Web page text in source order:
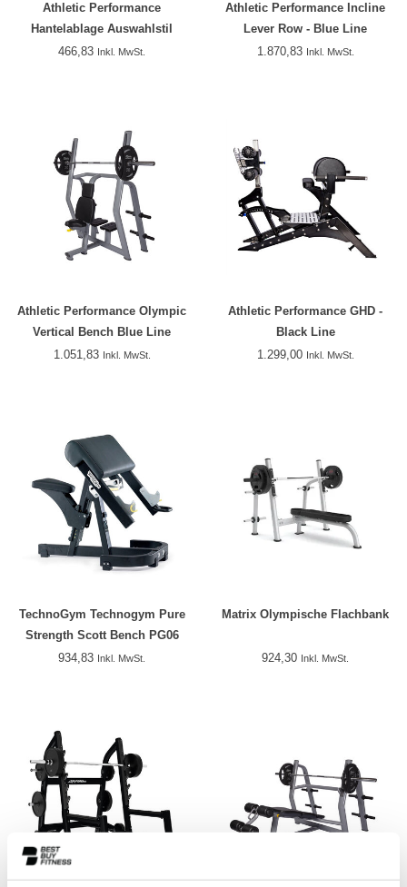
Athletic Performance
Hantelablage Auswahlstil
466,83 Inkl. MwSt.
Athletic Performance Incline
Lever Row - Blue Line
1.870,83 Inkl. MwSt.
Athletic Performance Olympic
Vertical Bench Blue Line
1.051,83 Inkl. MwSt.
Athletic Performance GHD -
Black Line
1.299,00 Inkl. MwSt.
TechnoGym Technogym Pure
Strength Scott Bench PG06
934,83 Inkl. MwSt.
Matrix Olympische Flachbank
924,30 Inkl. MwSt.